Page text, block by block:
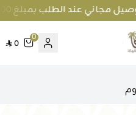
عند الطلب بمبلغ 100 ريال واكثر داخل جدة و 200 ريال واكثر برا جدة
عطارة فيفا
0
0